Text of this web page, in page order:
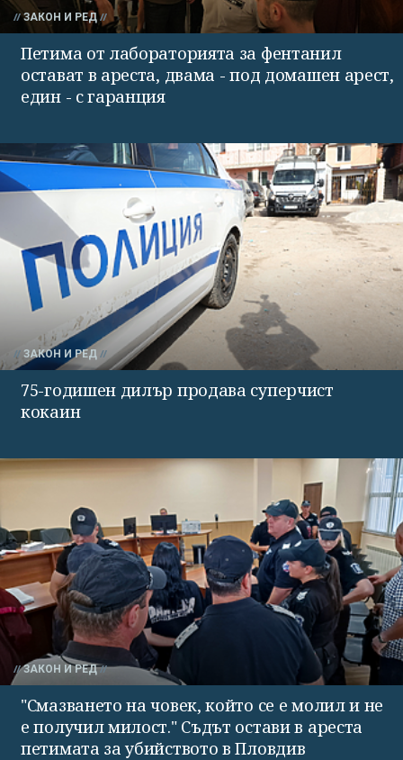
ЗАКОН И РЕД
Петима от лабораторията за фентанил
остават в ареста, двама - под домашен арест,
един - с гаранция
ЗАКОН И РЕД
75-годишен дилър продава суперчист
кокаин
ЗАКОН И РЕД
"Смазването на човек, който се е молил и не
е получил милост." Съдът остави в ареста
петимата за убийството в Пловдив